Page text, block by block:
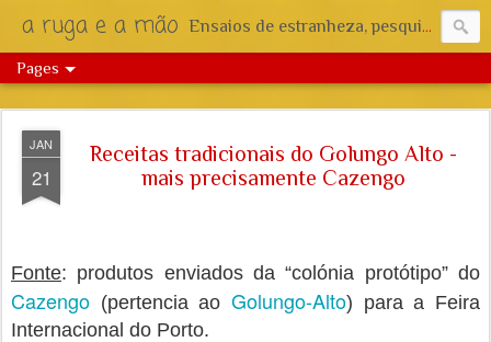
a ruga e a mão Ensaios de estranheza, pesquisa e reflexão.
Pages
JAN
21
Receitas tradicionais do Golungo Alto -
mais precisamente Cazengo
Fonte: produtos enviados da “colónia protótipo” do
Cazengo (pertencia ao Golungo-Alto) para a Feira
Internacional do Porto.